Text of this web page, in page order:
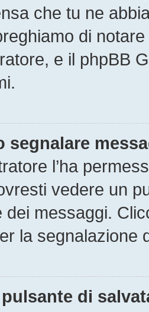
che tu ne
di
e il phpBB
segnalare
l’ha
vedere un
dei messaggi.
la segnalazione
pulsante di